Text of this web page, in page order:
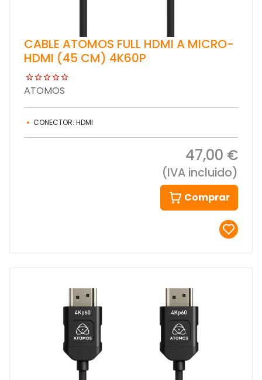
CABLE ATOMOS FULL HDMI A MICRO-
HDMI (45 CM) 4K60P
ATOMOS
CONECTOR: HDMI
47,00 €
(IVA incluido)
Comprar